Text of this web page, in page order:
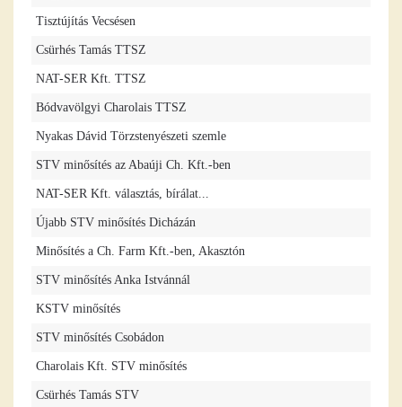
Tisztújítás Vecsésen
Csürhés Tamás TTSZ
NAT-SER Kft. TTSZ
Bódvavölgyi Charolais TTSZ
Nyakas Dávid Törzstenyészeti szemle
STV minősítés az Abaúji Ch. Kft.-ben
NAT-SER Kft. választás, bírálat...
Újabb STV minősítés Dicházán
Minősítés a Ch. Farm Kft.-ben, Akasztón
STV minősítés Anka Istvánnál
KSTV minősítés
STV minősítés Csobádon
Charolais Kft. STV minősítés
Csürhés Tamás STV